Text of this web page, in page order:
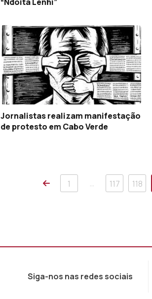
Jornalistas realizam manifestação
de protesto em Cabo Verde
Anterior
1 … 117 118
Siga-nos nas redes sociais